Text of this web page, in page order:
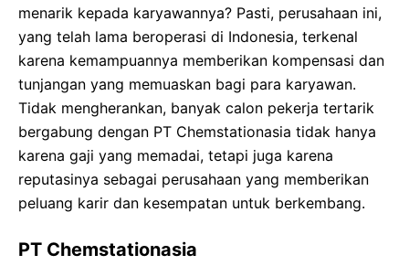
menarik kepada karyawannya? Pasti, perusahaan ini,
yang telah lama beroperasi di Indonesia, terkenal
karena kemampuannya memberikan kompensasi dan
tunjangan yang memuaskan bagi para karyawan.
Tidak mengherankan, banyak calon pekerja tertarik
bergabung dengan PT Chemstationasia tidak hanya
karena gaji yang memadai, tetapi juga karena
reputasinya sebagai perusahaan yang memberikan
peluang karir dan kesempatan untuk berkembang.
PT Chemstationasia